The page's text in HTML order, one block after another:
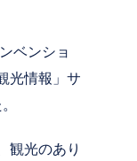
ベンショ
光情報」サ
観光のあり